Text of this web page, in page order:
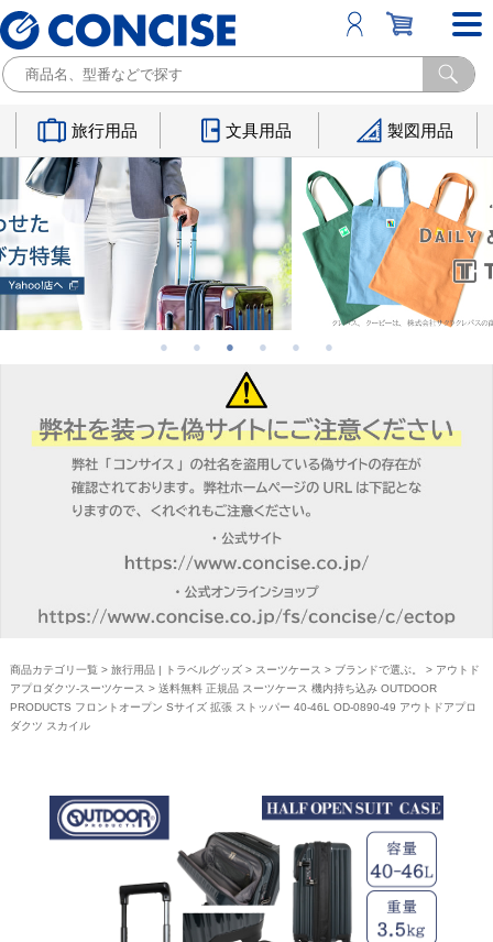
旅行用品 文具用品 製図用品
商品カテゴリ一覧 > 旅行用品 | トラベルグッズ> スーツケース > ブランドで選ぶ。 > アウトド
アプロダクツ-スーツケース > 送料無料 正規品 スーツケース 機内持ち込み OUTDOOR
PRODUCTS フロントオープン Sサイズ 拡張 ストッパー 40-46L OD-0890-49 アウトドアプロ
ダクツ スカイル